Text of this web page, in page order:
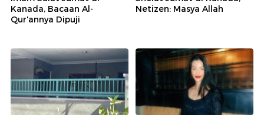
Kanada, Bacaan Al-
Qur'annya Dipuji
Netizen: Masya Allah